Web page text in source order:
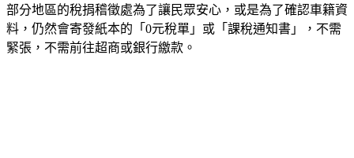
部分地區的稅捐稽徵處為了讓民眾安心，或是為了確認車籍資
料，仍然會寄發紙本的「0元稅單」或「課稅通知書」，不需
緊張，不需前往超商或銀行繳款。